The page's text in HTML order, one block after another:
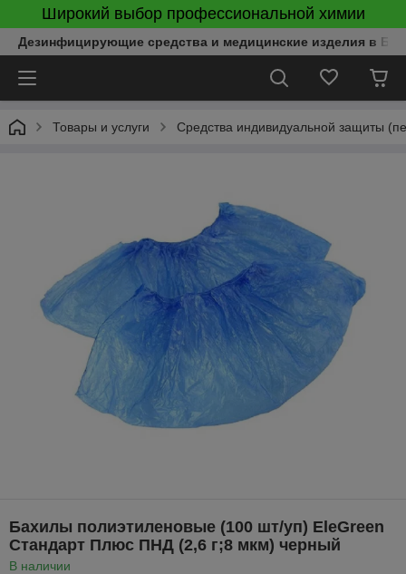
Широкий выбор профессиональной химии
Дезинфицирующие средства и медицинские изделия в
Товары и услуги Средства индивидуальной защиты
Бахилы полиэтиленовые (100 шт/уп) EleGreen
Стандарт Плюс ПНД (2,6 г;8 мкм) черный
В наличии